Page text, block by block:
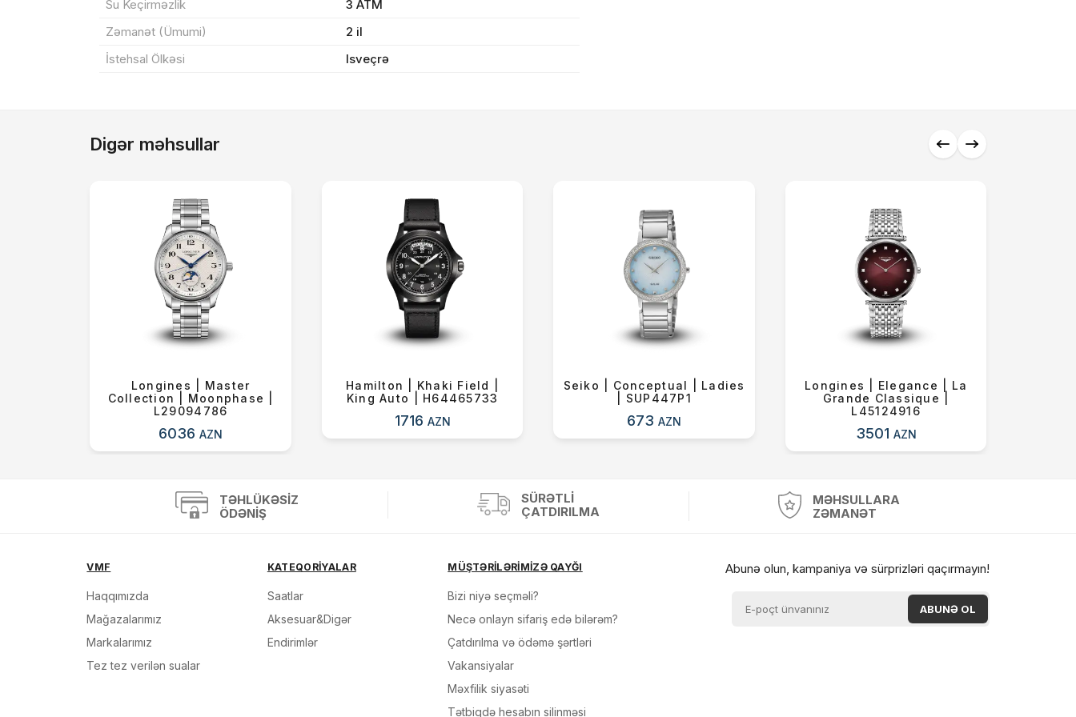
Su Keçirməzlik
3 ATM
Zəmanət (Ümumi)
2 il
İstehsal Ölkəsi
Isveçrə
Digər məhsullar
Longines | Master
Collection | Moonphase |
L29094786
6036AZN
Hamilton | Khaki Field |
King Auto | H64465733
1716 AZN
Seiko | Conceptual | Ladies
| SUP447P1
673AZN
Longines | Elegance | La
Grande Classique |
L45124916
3501 AZN
TƏHLÜKƏSIZ
ÖDƏNIŞ
SÜRƏTLI
ÇATDIRILMA
MƏHSULLARA
ZƏMANƏT
VMF
Haqqımızda
Mağazalarımız
Markalarımız
Tez tez verilən sualar
KATEQORİYALAR
Saatlar
Aksesuar&Digər
Endirimlər
MÜŞTƏRİLƏRİMİZƏ QAYĞI
Bizi niyə seçməli?
Necə onlayn sifariş edə bilərəm?
Çatdırılma və ödəmə şərtləri
Vakansiyalar
Məxfilik siyasəti
Tətbiqdə hesabın silinməsi
Abunə olun, kampaniya və sürprizləri qaçırmayın!